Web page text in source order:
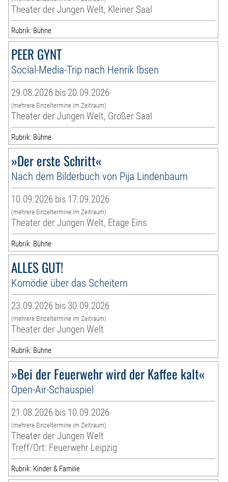
Theater der Jungen Welt, Kleiner Saal
Rubrik: Bühne
PEER GYNT
Social-Media-Trip nach Henrik Ibsen
29.08.2026 bis 20.09.2026
(mehrere Einzeltermine im Zeitraum)
Theater der Jungen Welt, Großer Saal
Rubrik: Bühne
»Der erste Schritt«
Nach dem Bilderbuch von Pija Lindenbaum
10.09.2026 bis 17.09.2026
(mehrere Einzeltermine im Zeitraum)
Theater der Jungen Welt, Etage Eins
Rubrik: Bühne
ALLES GUT!
Komödie über das Scheitern
23.09.2026 bis 30.09.2026
(mehrere Einzeltermine im Zeitraum)
Theater der Jungen Welt
Rubrik: Bühne
»Bei der Feuerwehr wird der Kaffee kalt«
Open-Air-Schauspiel
21.08.2026 bis 10.09.2026
(mehrere Einzeltermine im Zeitraum)
Theater der Jungen Welt
Treff/Ort: Feuerwehr Leipzig
Rubrik: Kinder & Familie